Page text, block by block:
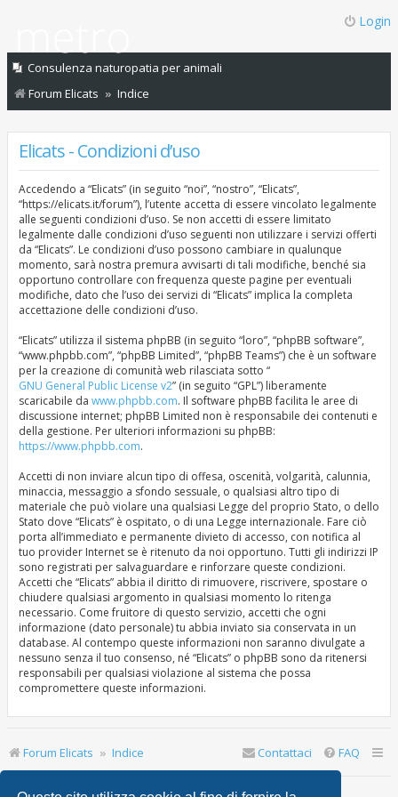
Login
Consulenza naturopatia per animali
Forum Elicats
Indice
Elicats - Condizioni d’uso
Accedendo a “Elicats” (in seguito “noi”, “nostro”, “Elicats”,
“https://elicats.it/forum”), l’utente accetta di essere vincolato legalmente
alle seguenti condizioni d’uso. Se non accetti di essere limitato
legalmente dalle condizioni d’uso seguenti non utilizzare i servizi offerti
da “Elicats”. Le condizioni d’uso possono cambiare in qualunque
momento, sarà nostra premura avvisarti di tali modifiche, benché sia
opportuno controllare con frequenza queste pagine per eventuali
modifiche, dato che l’uso dei servizi di “Elicats” implica la completa
accettazione delle condizioni d’uso.
“Elicats” utilizza il sistema phpBB (in seguito “loro”, “phpBB software”,
“www.phpbb.com”, “phpBB Limited”, “phpBB Teams”) che è un software
per la creazione di comunità web rilasciata sotto “
GNU General Public License v2” (in seguito “GPL”) liberamente
scaricabile da www.phpbb.com. Il software phpBB facilita le aree di
discussione internet; phpBB Limited non è responsabile dei contenuti e
della gestione. Per ulteriori informazioni su phpBB:
https://www.phpbb.com.
Accetti di non inviare alcun tipo di offesa, oscenità, volgarità, calunnia,
minaccia, messaggio a sfondo sessuale, o qualsiasi altro tipo di
materiale che può violare una qualsiasi Legge del proprio Stato, o dello
Stato dove “Elicats” è ospitato, o di una Legge internazionale. Fare ciò
porta all’immediato e permanente divieto di accesso, con notifica al
tuo provider Internet se è ritenuto da noi opportuno. Tutti gli indirizzi IP
sono registrati per salvaguardare e rinforzare queste condizioni.
Accetti che “Elicats” abbia il diritto di rimuovere, riscrivere, spostare o
chiudere qualsiasi argomento in qualsiasi momento lo ritenga
necessario. Come fruitore di questo servizio, accetti che ogni
informazione (dato personale) tu abbia inviato sia conservata in un
database. Al contempo queste informazioni non saranno divulgate a
nessuno senza il tuo consenso, né “Elicats” o phpBB sono da ritenersi
responsabili per qualsiasi violazione al sistema che possa
compromettere queste informazioni.
Forum Elicats Indice FAQ
Contattaci